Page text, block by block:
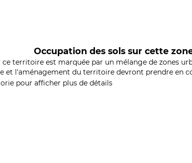
Occupation des sols sur cette
ce territoire est marquée par un mélange de zones
et l'aménagement du territoire devront prendre en
pour afficher plus de détails